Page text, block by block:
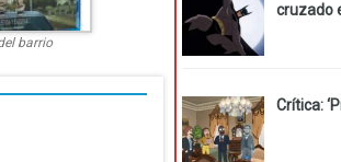
barrio
cruzado
Crítica: